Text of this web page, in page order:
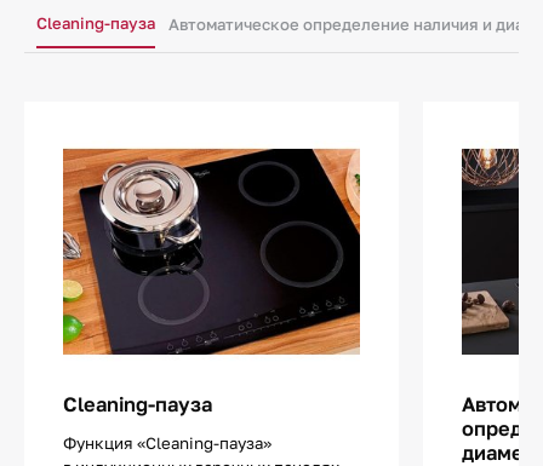
Cleaning-пауза Автоматическое определение наличия и
Cleaning-пауза
Функция «Cleaning-пауза»